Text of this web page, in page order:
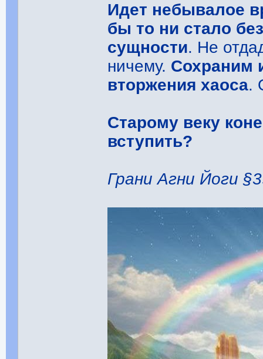
Идет небывалое
бы то ни стало
сущности. Не
ничему. Сохраним
вторжения хаоса.
Старому веку
вступить?
Грани Агни Йоги